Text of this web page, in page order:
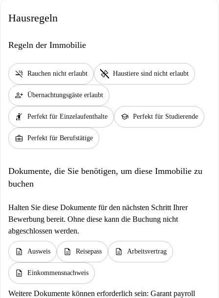
Hausregeln
Regeln der Immobilie
smoke_free Rauchen nicht erlaubt pet_supplies Haustiere sind nicht erlaubt
person_add Übernachtungsgäste erlaubt
hail Perfekt für Einzelaufenthalte school Perfekt für Studierende
business_center Perfekt für Berufstätige
Dokumente, die Sie benötigen, um diese Immobilie zu
buchen
Halten Sie diese Dokumente für den nächsten Schritt Ihrer
Bewerbung bereit. Ohne diese kann die Buchung nicht
abgeschlossen werden.
description Ausweis description Reisepass description Arbeitsvertrag
description Einkommensnachweis
Weitere Dokumente können erforderlich sein: Garant payroll